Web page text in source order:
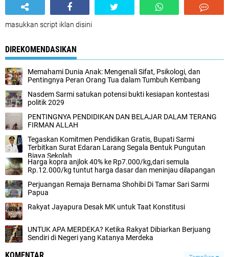
masukkan script iklan disini
DIREKOMENDASIKAN
Memahami Dunia Anak: Mengenali Sifat, Psikologi, dan
Pentingnya Peran Orang Tua dalam Tumbuh Kembang
Nasdem Sarmi satukan potensi bukti kesiapan kontestasi
politik 2029
PENTINGNYA PENDIDIKAN DAN BELAJAR DALAM TERANG
FIRMAN ALLAH
Tegaskan Komitmen Pendidikan Gratis, Bupati Sarmi
Terbitkan Surat Edaran Larang Segala Bentuk Pungutan
Biaya Sekolah
Harga kopra anjlok 40% ke Rp7.000/kg,dari semula
Rp.12.000/kg tuntut harga dasar dan meninjau dilapangan
Perjuangan Remaja Bernama Shohibi Di Tamar Sari Sarmi
Papua
Rakyat Jayapura Desak MK untuk Taat Konstitusi
UNTUK APA MERDEKA? Ketika Rakyat Dibiarkan Berjuang
Sendiri di Negeri yang Katanya Merdeka